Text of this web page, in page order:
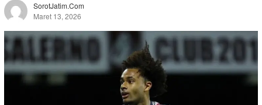
SorotJatim.com
Maret 13, 2026